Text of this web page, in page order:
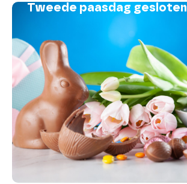
Tweede paasdag gesloten